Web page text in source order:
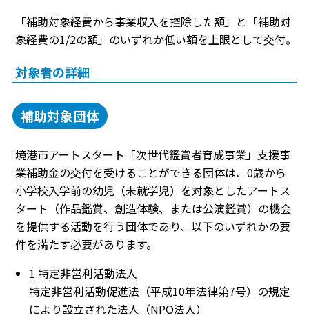
「補助対象経費から事業収入を控除した額」と「補助対
象経費の1/2の額」のいずれか低い額を上限として交付。
対象者の詳細
補助対象団体
境港市アートスタート「次世代鑑賞者育成事業」支援事
業補助金の交付を受けることができる団体は、0歳から
小学校入学前の幼児（未就学児）を対象としたアートス
タート（作品鑑賞、創造体験、または公演鑑賞）の機会
を提供する活動を行う団体であり、以下のいずれかの要
件を満たす必要があります。
1 特定非営利活動法人
特定非営利活動促進法（平成10年法律第7号）の規定
により設立された法人（NPO法人）